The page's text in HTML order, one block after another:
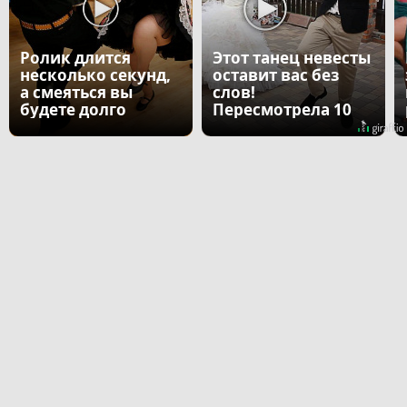
Ролик длится
несколько секунд,
а смеяться вы
будете долго
Этот танец невесты
оставит вас без
слов!
Пересмотрела 10